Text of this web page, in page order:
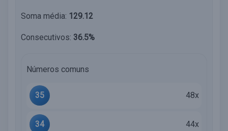
Soma média: 129.12
Consecutivos: 36.5%
Números comuns
35 48x
34 44x